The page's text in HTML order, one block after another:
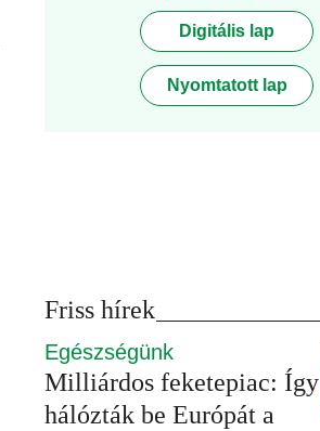
Digitális lap
Nyomtatott lap
Friss hírek
Egészségünk
Milliárdos feketepiac: Így
hálózták be Európát a